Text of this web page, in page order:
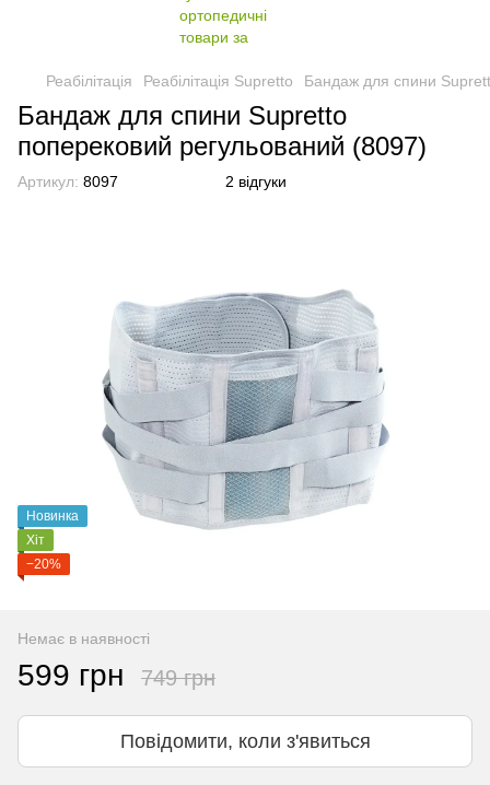
Реабілітація Реабілітація Supretto Бандаж для спини
Бандаж для спини Supretto
поперековий регульований (8097)
Артикул: 8097 2 відгуки
Новинка
Хіт
−20%
Немає в наявності
599 грн 749 грн
Повідомити, коли з'явиться